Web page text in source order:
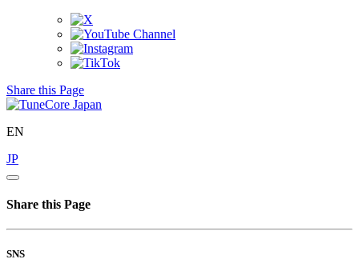
Share this Page
EN
JP
Share this Page
SNS